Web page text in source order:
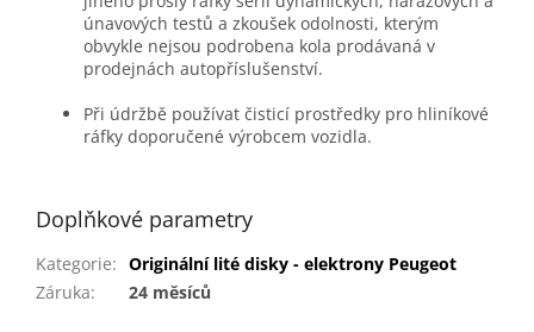
únavových testů a zkoušek odolnosti, kterým
obvykle nejsou podrobena kola prodávaná v
prodejnách autopříslušenství.
Při údržbě používat čisticí prostředky pro hliníkové
ráfky doporučené výrobcem vozidla.
Doplňkové parametry
Kategorie: Originální lité disky - elektrony Peugeot
Záruka: 24 měsíců